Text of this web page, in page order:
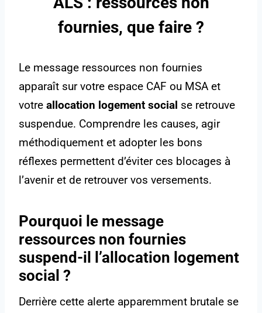
fournies, que faire ?
Le message ressources non fournies
apparaît sur votre espace CAF ou MSA et
votre allocation logement social se retrouve
suspendue. Comprendre les causes, agir
méthodiquement et adopter les bons
réflexes permettent d’éviter ces blocages à
l’avenir et de retrouver vos versements.
Pourquoi le message
ressources non fournies
suspend-il l’allocation logement
social ?
Derrière cette alerte apparemment brutale se